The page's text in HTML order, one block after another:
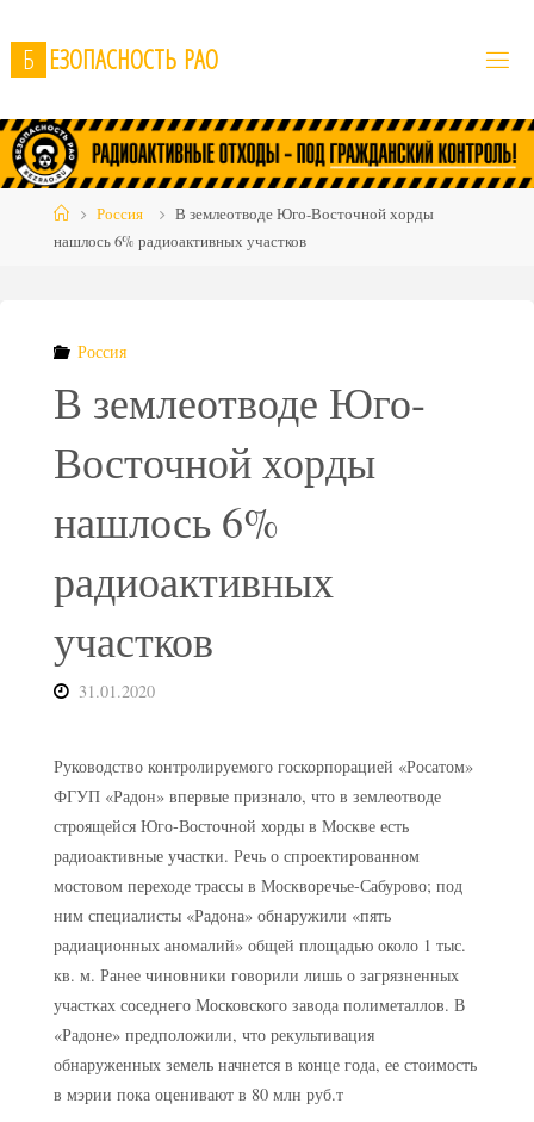
to
content
Б ЕЗОПАСНОСТЬ РАО
HomeРоссия
В землеотводе Юго-Восточной хорды
нашлось 6% радиоактивных участков
Россия
В землеотводе Юго-
Восточной хорды
нашлось 6%
радиоактивных
участков
31.01.2020
Руководство контролируемого госкорпорацией «Росатом»
ФГУП «Радон» впервые признало, что в землеотводе
строящейся Юго-Восточной хорды в Москве есть
радиоактивные участки. Речь о спроектированном
мостовом переходе трассы в Москворечье-Сабурово; под
ним специалисты «Радона» обнаружили «пять
радиационных аномалий» общей площадью около 1 тыс.
кв. м. Ранее чиновники говорили лишь о загрязненных
участках соседнего Московского завода полиметаллов. В
«Радоне» предположили, что рекультивация
обнаруженных земель начнется в конце года, ее стоимость
в мэрии пока оценивают в 80 млн руб.т